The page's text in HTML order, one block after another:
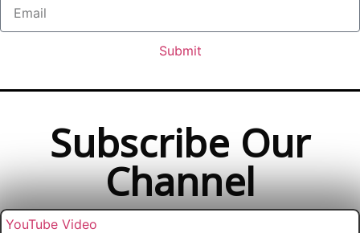
Submit
Subscribe Our
Channel
YouTube Video